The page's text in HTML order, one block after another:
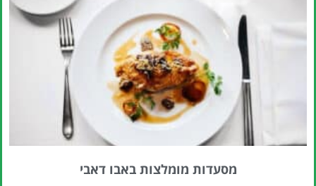
מסעדות מומלצות באבו דאבי